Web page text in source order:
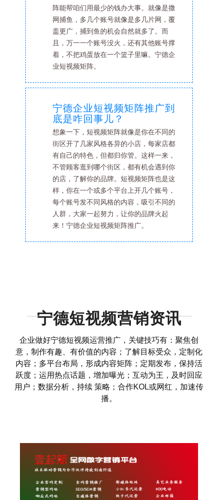
阵能帮咱们用最少的钱办大事。就像是撒
网捕鱼，多几个账号就像是多几片网，覆
盖更广，捕到鱼的机会自然就多了。而
且，万一一个账号没火，还有其他账号撑
着，不把鸡蛋放在一个篮子里嘛。宁德企
业短视频矩阵。
宁德企业短视频矩阵推广到
底是咋回事儿？
想象一下，短视频矩阵就像是你在不同的
街区开了几家风格各异的小店，每家店都
有自己的特色，但都归你管。这样一来，
不管顾客逛到哪个街区，都有机会遇到你
的店，了解你的品牌。短视频矩阵也是这
样，你在一个或多个平台上开几个账号，
每个账号发不同风格的内容，吸引不同的
人群，大家一起努力，让你的品牌火起
来！宁德企业短视频矩阵推广。
宁德短视频营销资讯
企业做好宁德短视频运营推广，关键技巧有：聚焦创
意，制作有趣、有价值的内容；了解目标受众，定制化
内容；多平台布局，形成内容矩阵；定期发布，保持活
跃度；运用热点话题，增加曝光；互动为王，及时回应
用户；数据分析，持续 策略；合作KOL或网红，加速传
播。